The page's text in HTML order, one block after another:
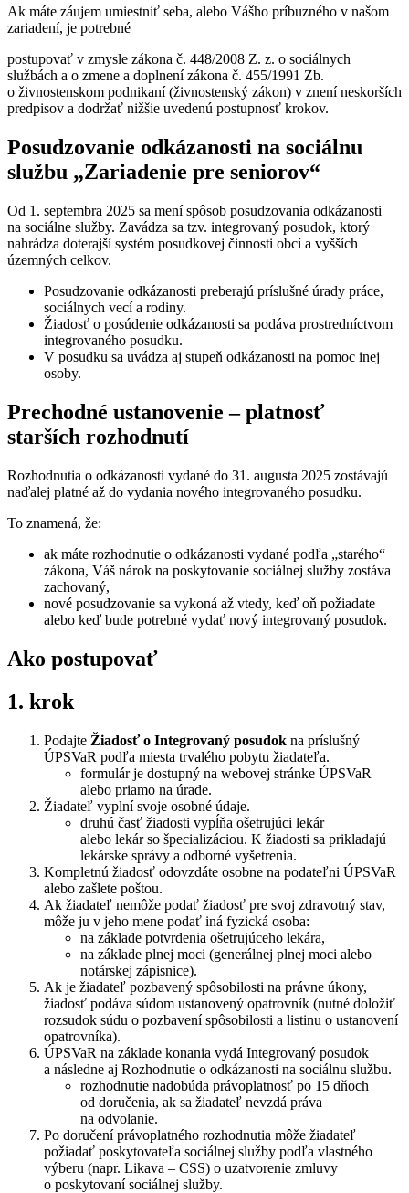
Ak máte záujem umiestniť seba, alebo Vášho príbuzného v našom
zariadení, je potrebné
postupovať v zmysle zákona č. 448/2008 Z. z. o sociálnych
službách a o zmene a doplnení zákona č. 455/1991 Zb.
o živnostenskom podnikaní (živnostenský zákon) v znení neskorších
predpisov a dodržať nižšie uvedenú postupnosť krokov.
Posudzovanie odkázanosti na sociálnu
službu „Zariadenie pre seniorov“
Od 1. septembra 2025 sa mení spôsob posudzovania odkázanosti
na sociálne služby. Zavádza sa tzv. integrovaný posudok, ktorý
nahrádza doterajší systém posudkovej činnosti obcí a vyšších
územných celkov.
Posudzovanie odkázanosti preberajú príslušné úrady práce,
sociálnych vecí a rodiny.
Žiadosť o posúdenie odkázanosti sa podáva prostredníctvom
integrovaného posudku.
V posudku sa uvádza aj stupeň odkázanosti na pomoc inej
osoby.
Prechodné ustanovenie – platnosť
starších rozhodnutí
Rozhodnutia o odkázanosti vydané do 31. augusta 2025 zostávajú
naďalej platné až do vydania nového integrovaného posudku.
To znamená, že:
ak máte rozhodnutie o odkázanosti vydané podľa „starého“
zákona, Váš nárok na poskytovanie sociálnej služby zostáva
zachovaný,
nové posudzovanie sa vykoná až vtedy, keď oň požiadate
alebo keď bude potrebné vydať nový integrovaný posudok.
Ako postupovať
1. krok
Podajte Žiadosť o Integrovaný posudok na príslušný
ÚPSVaR podľa miesta trvalého pobytu žiadateľa.
formulár je dostupný na webovej stránke ÚPSVaR
alebo priamo na úrade.
Žiadateľ vyplní svoje osobné údaje.
druhú časť žiadosti vypĺňa ošetrujúci lekár
alebo lekár so špecializáciou. K žiadosti sa prikladajú
lekárske správy a odborné vyšetrenia.
Kompletnú žiadosť odovzdáte osobne na podateľni ÚPSVaR
alebo zašlete poštou.
Ak žiadateľ nemôže podať žiadosť pre svoj zdravotný stav,
môže ju v jeho mene podať iná fyzická osoba:
na základe potvrdenia ošetrujúceho lekára,
na základe plnej moci (generálnej plnej moci alebo
notárskej zápisnice).
Ak je žiadateľ pozbavený spôsobilosti na právne úkony,
žiadosť podáva súdom ustanovený opatrovník (nutné doložiť
rozsudok súdu o pozbavení spôsobilosti a listinu o ustanovení
opatrovníka).
ÚPSVaR na základe konania vydá Integrovaný posudok
a následne aj Rozhodnutie o odkázanosti na sociálnu službu.
rozhodnutie nadobúda právoplatnosť po 15 dňoch
od doručenia, ak sa žiadateľ nevzdá práva
na odvolanie.
Po doručení právoplatného rozhodnutia môže žiadateľ
požiadať poskytovateľa sociálnej služby podľa vlastného
výberu (napr. Likava – CSS) o uzatvorenie zmluvy
o poskytovaní sociálnej služby.